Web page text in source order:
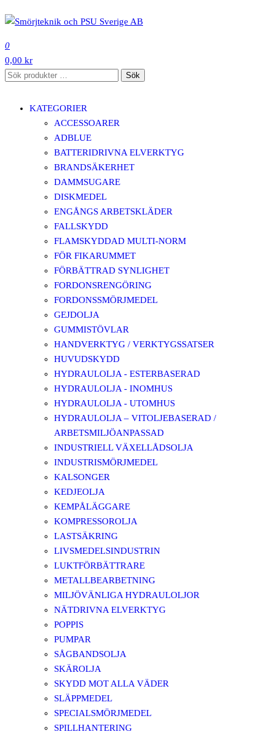
till
innehåll
0
0,00 kr
Sök
Sök
KATEGORIER
ACCESSOARER
ADBLUE
BATTERIDRIVNA ELVERKTYG
BRANDSÄKERHET
DAMMSUGARE
DISKMEDEL
ENGÅNGS ARBETSKLÄDER
FALLSKYDD
FLAMSKYDDAD MULTI-NORM
FÖR FIKARUMMET
FÖRBÄTTRAD SYNLIGHET
FORDONSRENGÖRING
FORDONSSMÖRJMEDEL
GEJDOLJA
GUMMISTÖVLAR
HANDVERKTYG / VERKTYGSSATSER
HUVUDSKYDD
HYDRAULOLJA - ESTERBASERAD
HYDRAULOLJA - INOMHUS
HYDRAULOLJA - UTOMHUS
HYDRAULOLJA – VITOLJEBASERAD /
ARBETSMILJÖANPASSAD
INDUSTRIELL VÄXELLÅDSOLJA
INDUSTRISMÖRJMEDEL
KALSONGER
KEDJEOLJA
KEMPÅLÄGGARE
KOMPRESSOROLJA
LASTSÄKRING
LIVSMEDELSINDUSTRIN
LUKTFÖRBÄTTRARE
METALLBEARBETNING
MILJÖVÄNLIGA HYDRAULOLJOR
NÄTDRIVNA ELVERKTYG
POPPIS
PUMPAR
SÅGBANDSOLJA
SKÄROLJA
SKYDD MOT ALLA VÄDER
SLÄPPMEDEL
SPECIALSMÖRJMEDEL
SPILLHANTERING